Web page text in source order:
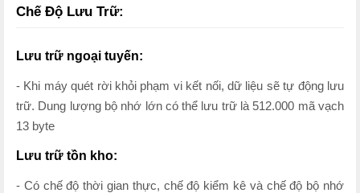
Chế Độ Lưu Trữ:
Lưu trữ ngoại tuyến:
- Khi máy quét rời khỏi phạm vi kết nối, dữ liệu sẽ tự động lưu
trữ. Dung lượng bộ nhớ lớn có thể lưu trữ là 512.000 mã vạch
13 byte
Lưu trữ tồn kho:
- Có chế độ thời gian thực, chế độ kiểm kê và chế độ bộ nhớ